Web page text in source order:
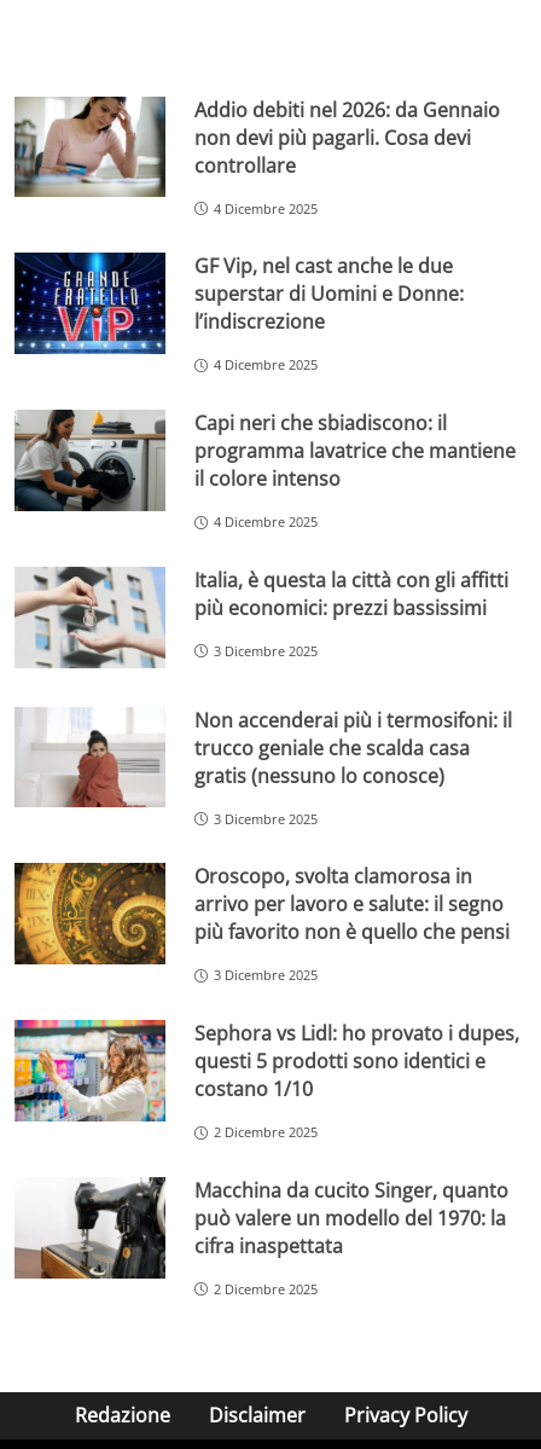
Addio debiti nel 2026: da Gennaio
non devi più pagarli. Cosa devi
controllare
4 Dicembre 2025
GF Vip, nel cast anche le due
superstar di Uomini e Donne:
l’indiscrezione
4 Dicembre 2025
Capi neri che sbiadiscono: il
programma lavatrice che mantiene
il colore intenso
4 Dicembre 2025
Italia, è questa la città con gli affitti
più economici: prezzi bassissimi
3 Dicembre 2025
Non accenderai più i termosifoni: il
trucco geniale che scalda casa
gratis (nessuno lo conosce)
3 Dicembre 2025
Oroscopo, svolta clamorosa in
arrivo per lavoro e salute: il segno
più favorito non è quello che pensi
3 Dicembre 2025
Sephora vs Lidl: ho provato i dupes,
questi 5 prodotti sono identici e
costano 1/10
2 Dicembre 2025
Macchina da cucito Singer, quanto
può valere un modello del 1970: la
cifra inaspettata
2 Dicembre 2025
Redazione Disclaimer Privacy Policy